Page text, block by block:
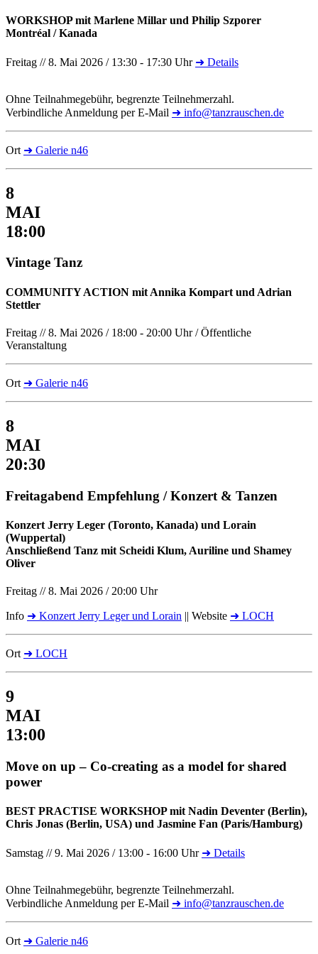
WORKSHOP mit Marlene Millar und Philip Szporer
Montréal / Kanada
Freitag // 8. Mai 2026 / 13:30 - 17:30 Uhr ➜ Details
Ohne Teilnahmegebühr, begrenzte Teilnehmerzahl.
Verbindliche Anmeldung per E-Mail ➜ info@tanzrauschen.de
Ort ➜ Galerie n46
8
MAI
18:00
Vintage Tanz
COMMUNITY ACTION mit Annika Kompart und Adrian
Stettler
Freitag // 8. Mai 2026 / 18:00 - 20:00 Uhr / Öffentliche
Veranstaltung
Ort ➜ Galerie n46
8
MAI
20:30
Freitagabend Empfehlung / Konzert & Tanzen
Konzert Jerry Leger (Toronto, Kanada) und Lorain
(Wuppertal)
Anschließend Tanz mit Scheidi Klum, Auriline und Shamey
Oliver
Freitag // 8. Mai 2026 / 20:00 Uhr
Info ➜ Konzert Jerry Leger und Lorain || Website ➜ LOCH
Ort ➜ LOCH
9
MAI
13:00
Move on up – Co-creating as a model for shared
power
BEST PRACTISE WORKSHOP mit Nadin Deventer (Berlin),
Chris Jonas (Berlin, USA) und Jasmine Fan (Paris/Hamburg)
Samstag // 9. Mai 2026 / 13:00 - 16:00 Uhr ➜ Details
Ohne Teilnahmegebühr, begrenzte Teilnehmerzahl.
Verbindliche Anmeldung per E-Mail ➜ info@tanzrauschen.de
Ort ➜ Galerie n46